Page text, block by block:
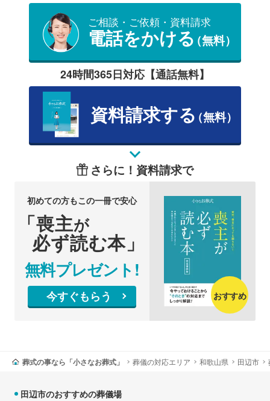
ご相談・ご依頼・資料請求
電話をかける（無料）
24時間365日対応【通話無料】
資料請求する（無料）
さらに！資料請求で
初めての方もこの一冊で安心
「喪主が
必ず読む本」
無料プレゼント!
今すぐもらう おすすめ
葬式の事なら「小さなお葬式」 葬儀の対応エリア 和歌山県 田辺市
田辺市のおすすめの葬儀場